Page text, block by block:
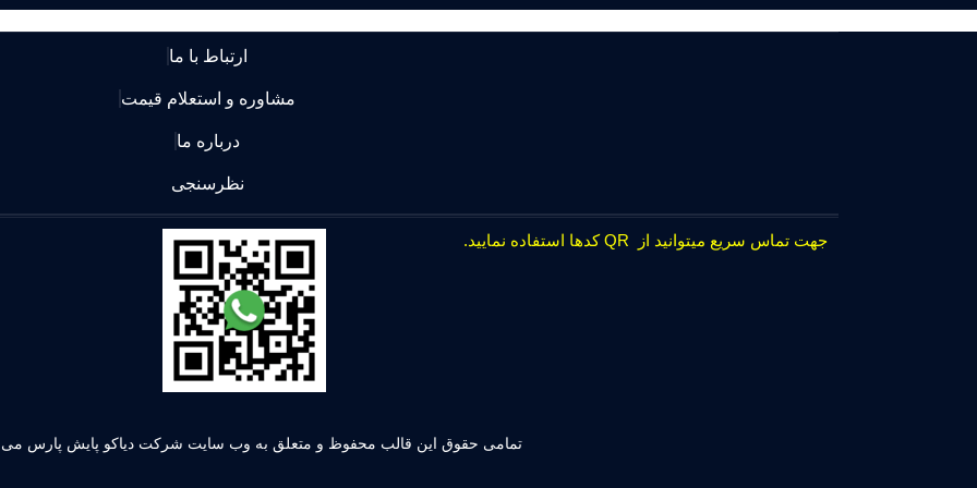
ارتباط با ما
مشاوره و استعلام قیمت
درباره ما
نظرسنجی
جهت تماس سریع میتوانید از QR کدها استفاده نمایید.
تمامی حقوق این قالب محفوظ و متعلق به وب سایت شرکت دیاکو پایش پارس می